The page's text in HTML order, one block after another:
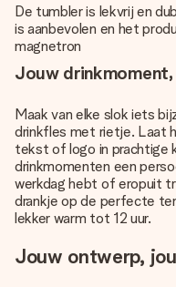
De tumbler is lekvrij en
is aanbevolen en het
magnetron
Jouw
Maak van elke slok iets
drinkfles met rietje. Laat
tekst of logo in prachtige
drinkmomenten een
werkdag hebt of eropuit
drankje op de perfecte
lekker warm tot 12 uur.
Jouw ontwerp,